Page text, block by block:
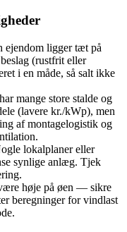
ejendom ligger tæt på
(rustfrit eller
i en måde, så salt ikke
mange store stalde og
(lavere kr./kWp), men
af montagelogi­stik og
lokalplaner eller
synlige anlæg. Tjek
høje på øen — sikre
beregninger for vindlast